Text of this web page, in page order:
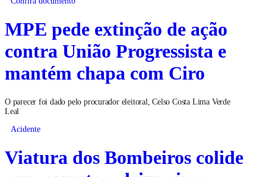
MPE pede extinção de ação
contra União Progressista e
mantém chapa com Ciro
O parecer foi dado pelo procurador eleitoral, Celso Costa Lima Verde
Leal
Acidente
Viatura dos Bombeiros colide